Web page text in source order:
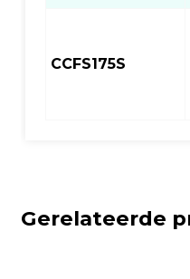
CCFS175S
Gerelateerde